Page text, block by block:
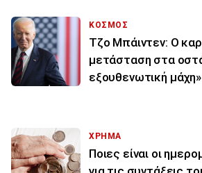
ΚΟΣΜΟΣ
Τζο Μπάιντεν: Ο
μετάσταση στα
εξουθενωτική μάχη»
ΧΡΗΜΑ
Ποιες είναι οι